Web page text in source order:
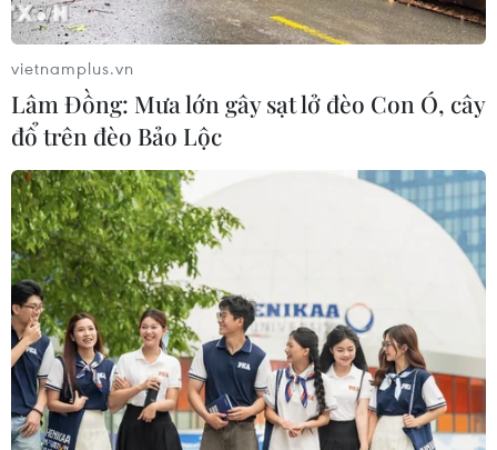
vietnamplus.vn
Lâm Đồng: Mưa lớn gây sạt lở đèo Con Ó, cây
đổ trên đèo Bảo Lộc